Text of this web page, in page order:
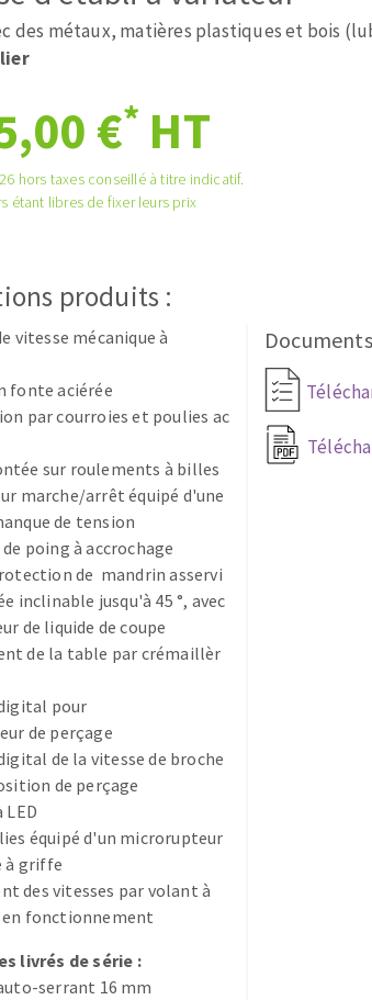
à profil
diamantés
Système
Système
DE SURFACE
des métaux, matières plastiques et bois
€* HT
hors taxes conseillé à titre indicatif.
étant libres de fixer leurs prix
produits :
vitesse mécanique à
fonte aciérée
par courroies et poulies ac
sur roulements à billes
marche/arrêt équipé d'une
de tension
poing à accrochage
de mandrin asservi
inclinable jusqu'à 45 °, avec
de liquide de coupe
de la table par crémaillèr
pour
de perçage
de la vitesse de broche
de perçage
LED
équipé d'un microrupteur
à griffe
des vitesses par volant à
fonctionnement
livrés de série :
serrant 16 mm
Documents